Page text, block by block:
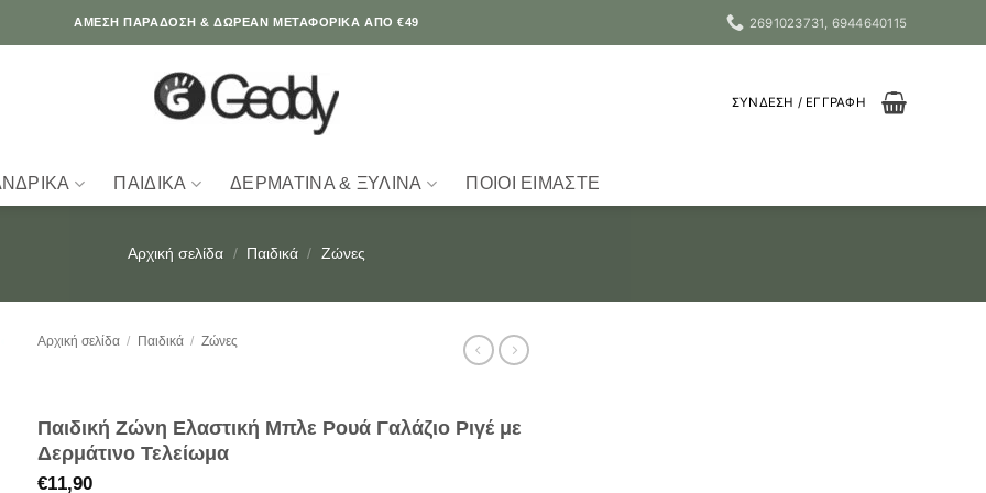
ΆΜΕΣΗ ΠΑΡΑΔΟΣΗ & ΔΩΡΕΑΝ ΜΕΤΑΦΟΡΙΚΑ ΑΠΟ €49 2691023731, 6944640115
ΣΎΝΔΕΣΗ / ΕΓΓΡΑΦΉ
ΠΑΙΔΙΚΆ ΔΕΡΜΆΤΙΝΑ & ΞΎΛΙΝΑ ΠΟΙΟΙ ΕΊΜΑΣΤΕ
Αρχική σελίδα / Παιδικά / Ζώνες
Αρχική σελίδα / Παιδικά / Ζώνες
Παιδική Ζώνη Ελαστική Μπλε Ρουά Γαλάζιο Ριγέ με
Δερμάτινο Τελείωμα
€11,90